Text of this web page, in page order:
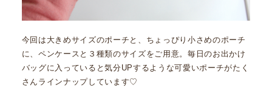
今回は大きめサイズのポーチと、ちょっぴり小さめのポーチ
に、ペンケースと３種類のサイズをご用意。毎日のお出かけ
バッグに入っていると気分UPするような可愛いポーチがたく
さんラインナップしています♡